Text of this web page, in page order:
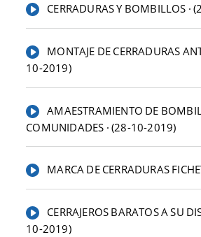
CERRADURAS Y BOMBILLOS ·
MONTAJE DE CERRADURAS
10-2019)
AMAESTRAMIENTO DE
COMUNIDADES · (28-10-2019)
MARCA DE CERRADURAS
CERRAJEROS BARATOS A SU
10-2019)